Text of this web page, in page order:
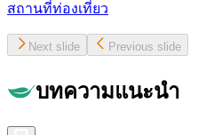
สถานที่ท่องเที่ยว
Next slide Previous slide
บทความแนะนำ